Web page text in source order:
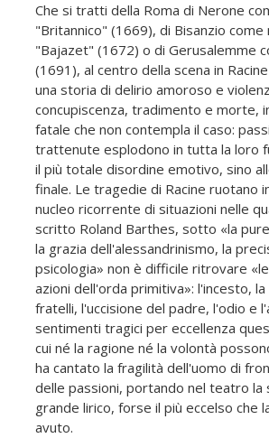
Che si tratti della Roma di Nerone
"Britannico" (1669), di Bisanzio come
"Bajazet" (1672) o di Gerusalemme
(1691), al centro della scena in
una storia di delirio amoroso e
concupiscenza, tradimento e morte,
fatale che non contempla il caso:
trattenute esplodono in tutta la loro
il più totale disordine emotivo, sino
finale. Le tragedie di Racine ruotano
nucleo ricorrente di situazioni nelle
scritto Roland Barthes, sotto «la
la grazia dell'alessandrinismo, la
psicologia» non è difficile ritrovare
azioni dell'orda primitiva»: l'incesto,
fratelli, l'uccisione del padre, l'odio e
sentimenti tragici per eccellenza
cui né la ragione né la volontà
ha cantato la fragilità dell'uomo di
delle passioni, portando nel teatro la
grande lirico, forse il più eccelso che
avuto.